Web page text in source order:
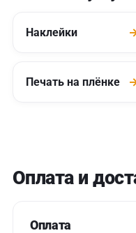
Наклейки
Печать на плёнке
Оплата и
Оплата